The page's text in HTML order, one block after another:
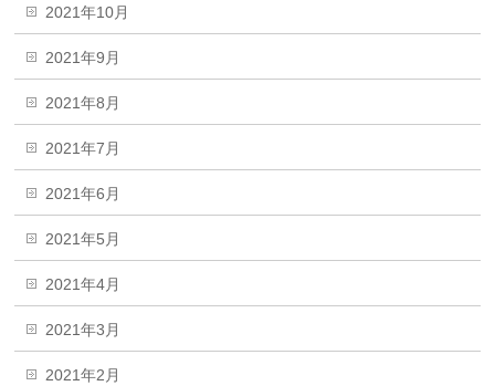
2021年10月
2021年9月
2021年8月
2021年7月
2021年6月
2021年5月
2021年4月
2021年3月
2021年2月